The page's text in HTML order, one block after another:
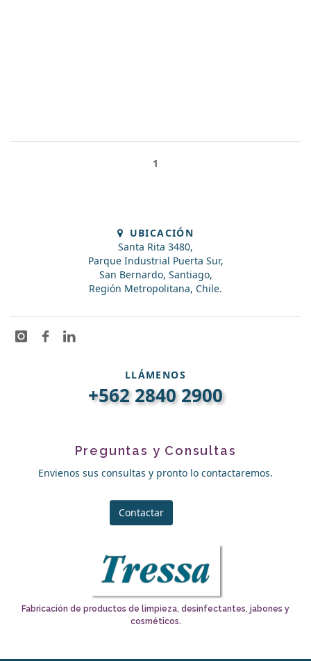
1
UBICACIÓN
Santa Rita 3480,
Parque Industrial Puerta Sur,
San Bernardo, Santiago,
Región Metropolitana, Chile.
LLÁMENOS
+562 2840 2900
Preguntas y Consultas
Envienos sus consultas y pronto lo contactaremos.
Contactar
Fabricación de productos de limpieza, desinfectantes, jabones y
cosméticos.